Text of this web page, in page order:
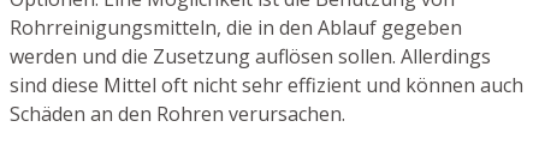
Rohrreinigungsmitteln, die in den Ablauf gegeben
werden und die Zusetzung auflösen sollen. Allerdings
sind diese Mittel oft nicht sehr effizient und können auch
Schäden an den Rohren verursachen.